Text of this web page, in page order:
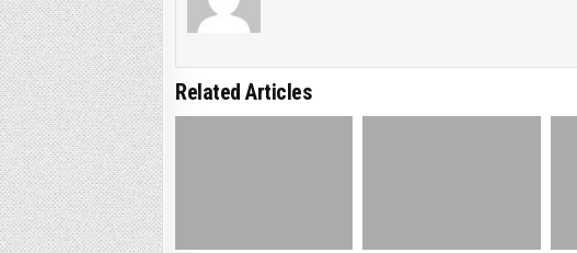
Related Articles